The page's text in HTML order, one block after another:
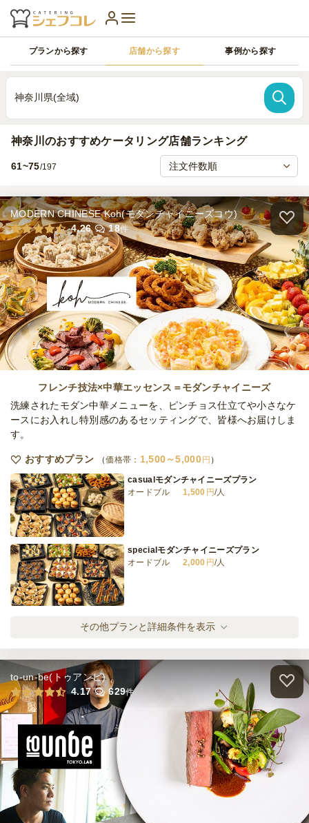
プランから探す 店舗から探す 事例から探す
神奈川県(全域)
神奈川のおすすめケータリング店舗ランキング
61~75/197
MODERN CHINESE Koh(モダンチャイニーズコウ)
4.26
18件
フレンチ技法×中華エッセンス＝モダンチャイニーズ
洗練されたモダン中華メニューを、ピンチョス仕立てや小さなケ
ースにお入れし特別感のあるセッティングで、皆様へお届けしま
す。
おすすめプラン 価格帯： 1,500～5,000 円
casualモダンチャイニーズプラン
オードブル
1,500 円/人
specialモダンチャイニーズプラン
オードブル
2,000 円/人
modernchinesecatering-ライト-
ケータリング 2,000円/人
modernchinesecatering-スタンダード-
ケータリング
円/人
modernchinesecatering-ラグジュアリー
5,000 円/人
その他プランと詳細条件を表示
to-un-be(トゥアンビ)
4.17
629件